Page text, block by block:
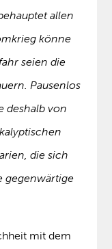
allen
könne
seien die
Pausenlos
deshalb von
die sich
gegenwärtige
mit dem